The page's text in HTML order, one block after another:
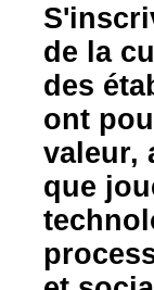
de la
des
ont
valeur,
que